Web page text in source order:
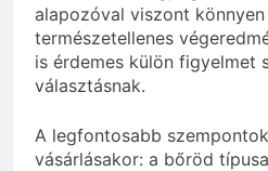
alapozóval viszont könnyen
természetellenes
is érdemes külön figyelmet
választásnak.
A legfontosabb
vásárlásakor: a bőröd